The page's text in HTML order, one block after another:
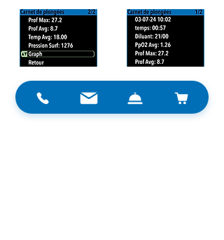
Il gère la décompression